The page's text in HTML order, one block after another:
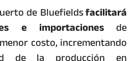
de Bluefieldsfacilitará
e importaciones de
costo, incrementando